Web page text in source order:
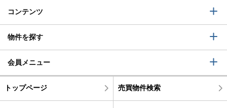
コンテンツ
物件を探す
会員メニュー
トップページ 売買物件検索